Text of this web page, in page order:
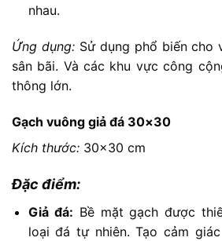
nhau.
Ứng dụng:Sử dụng phổ biến cho
sân bãi. Và các khu vực công
thông lớn.
Gạch vuông giả đá 30×30
Kích thước: 30×30 cm
Đặc điểm:
Giả đá: Bề mặt gạch được
loại đá tự nhiên. Tạo cảm